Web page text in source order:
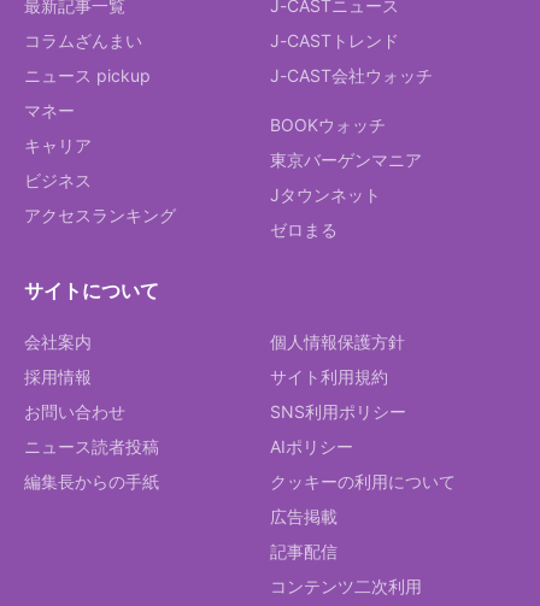
最新記事一覧
コラムざんまい
ニュース pickup
マネー
キャリア
ビジネス
アクセスランキング
J-CASTニュース
J-CASTトレンド
J-CAST会社ウォッチ
BOOKウォッチ
東京バーゲンマニア
Jタウンネット
ゼロまる
サイトについて
会社案内
採用情報
お問い合わせ
ニュース読者投稿
編集長からの手紙
個人情報保護方針
サイト利用規約
SNS利用ポリシー
AIポリシー
クッキーの利用について
広告掲載
記事配信
コンテンツ二次利用